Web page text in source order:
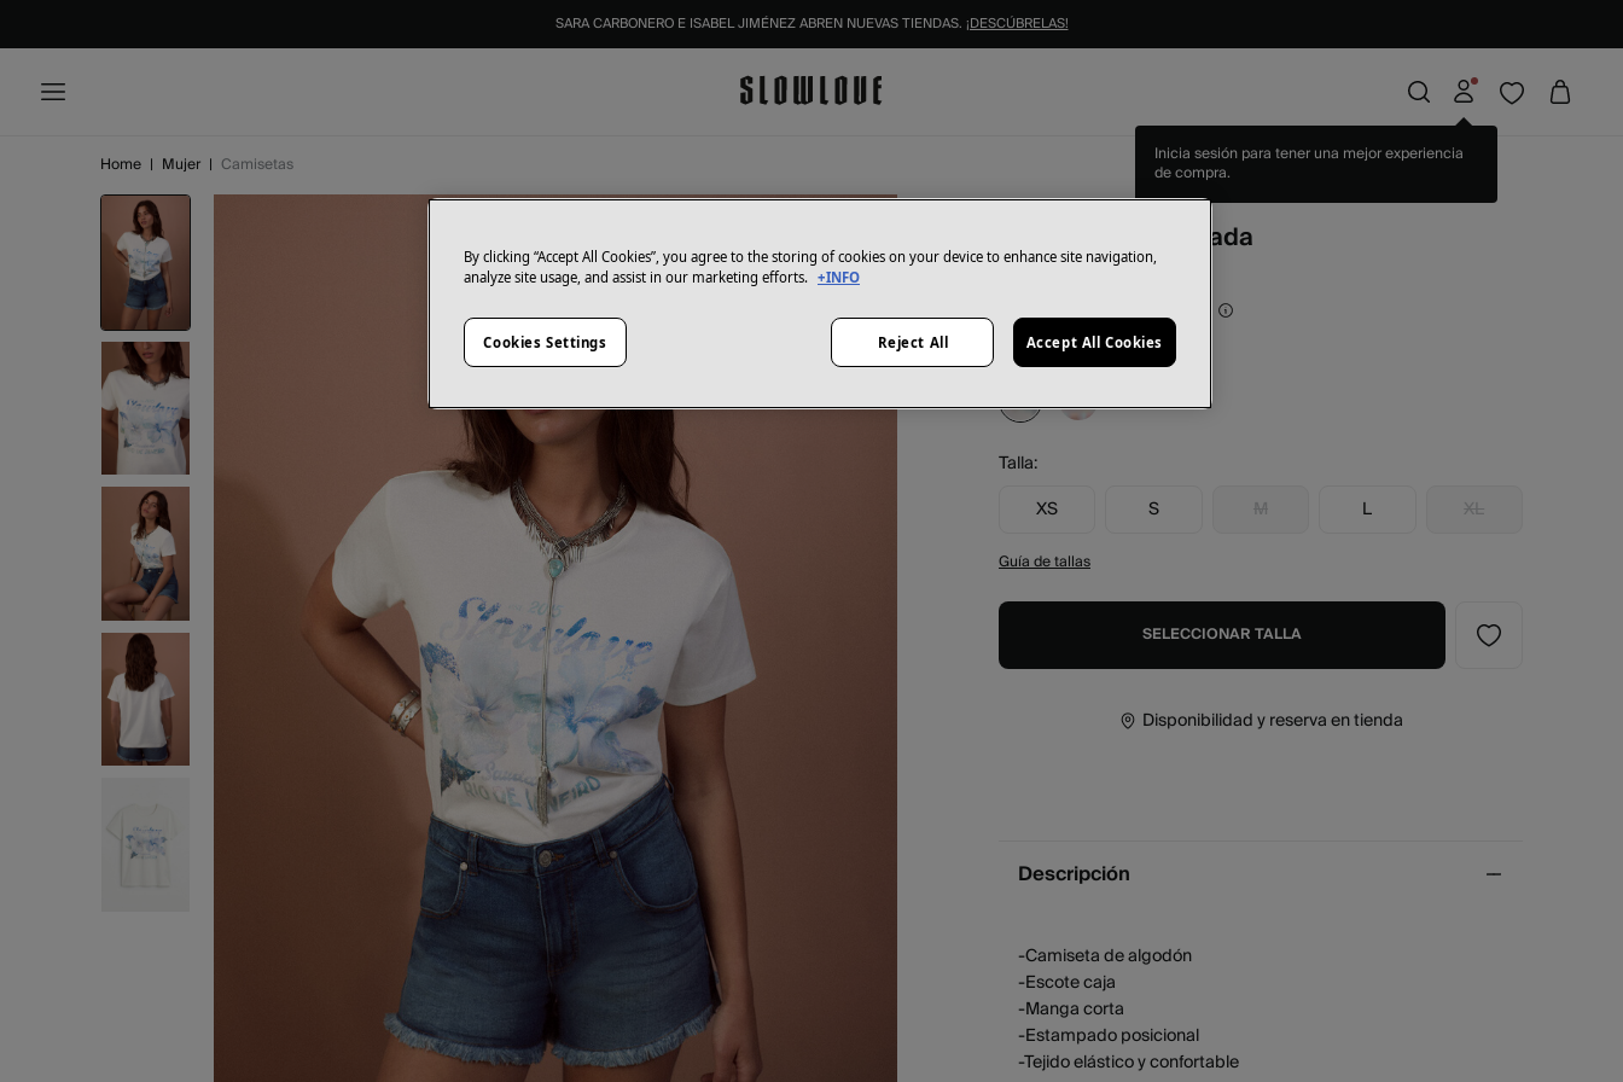
Inicia sesión para tener una mejor experiencia
de compra.
Home | Mujer | Camisetas
Slowlove
Camiseta estampada
Color:Multicolor
Talla:
XS
S M L XL
Guía de tallas
SELECCIONAR TALLA
Disponibilidad y reserva en tienda
Descripción
-Camiseta de algodón
-Escote caja
-Manga corta
-Estampado posicional
-Tejido elástico y confortable
By clicking “Accept All Cookies”, you agree to the storing of cookies on your device to enhance site navigation,
analyze site usage, and assist in our marketing efforts. +INFO
Cookies Settings Reject All Accept All Cookies